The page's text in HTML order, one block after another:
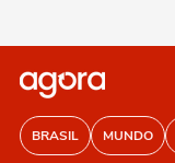
BRASIL MUNDO